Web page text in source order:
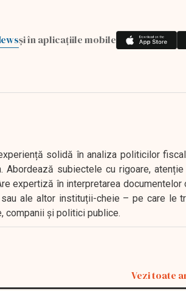
și în aplicațiile mobile
solidă în analiza politicilor
Abordează subiectele cu rigoare,
expertiză în interpretarea documentelor
ale altor instituții-cheie – pe care le
companii și politici publice.
Vezi toate